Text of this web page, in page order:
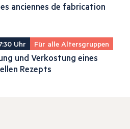
anciennes de fabrication
Uhr Für alle Altersgruppen
und Verkostung eines
Rezepts